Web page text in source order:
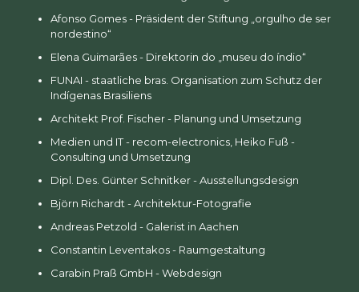
Afonso Gomes - Präsident der Stiftung „orgulho de ser
nordestino“
Elena Guimarães - Direktorin do „museu do índio“
FUNAI - staatliche bras. Organisation zum Schutz der
Indígenas Brasiliens
Architekt Prof. Fischer - Planung und Umsetzung
Medien und IT - recom-electronics, Heiko Fuß -
Consulting und Umsetzung
Dipl. Des. Günter Schnitker - Ausstellungsdesign
Björn Richardt - Architektur-Fotografie
Andreas Petzold - Galerist in Aachen
Constantin Leventakos - Raumgestaltung
Carabin Praß GmbH - Webdesign